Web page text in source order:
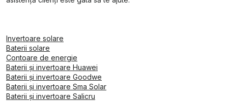
Invertoare solare
Baterii solare
Contoare de energie
Baterii și invertoare Huawei
Baterii și invertoare Goodwe
Baterii și invertoare Sma Solar
Baterii și invertoare Salicru